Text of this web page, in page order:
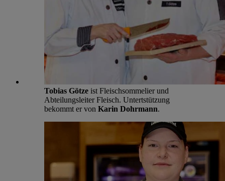
Tobias Götze ist Fleischsommelier und
Abteilungsleiter Fleisch. Untertstützung
bekommt er von Karin Dohrmann.